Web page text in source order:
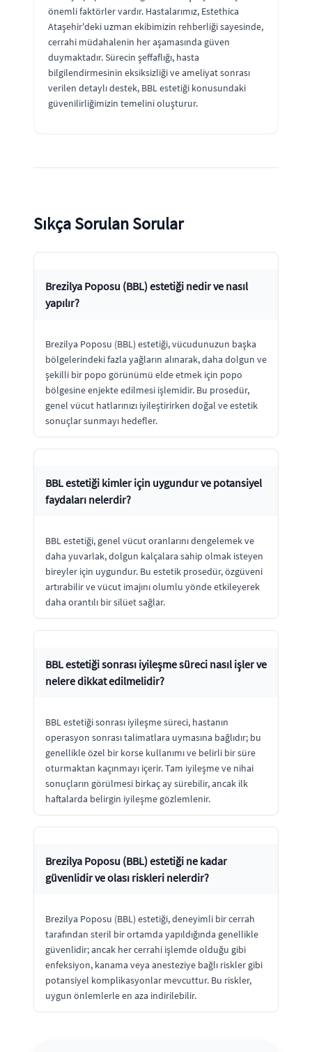
önemli faktörler vardır. Hastalarımız, Estethica
Ataşehir'deki uzman ekibimizin rehberliği sayesinde,
cerrahi müdahalenin her aşamasında güven
duymaktadır. Sürecin şeffaflığı, hasta
bilgilendirmesinin eksiksizliği ve ameliyat sonrası
verilen detaylı destek, BBL estetiği konusundaki
güvenilirliğimizin temelini oluşturur.
Sıkça Sorulan Sorular
Brezilya Poposu (BBL) estetiği nedir ve nasıl
yapılır?
Brezilya Poposu (BBL) estetiği, vücudunuzun başka
bölgelerindeki fazla yağların alınarak, daha dolgun ve
şekilli bir popo görünümü elde etmek için popo
bölgesine enjekte edilmesi işlemidir. Bu prosedür,
genel vücut hatlarınızı iyileştirirken doğal ve estetik
sonuçlar sunmayı hedefler.
BBL estetiği kimler için uygundur ve potansiyel
faydaları nelerdir?
BBL estetiği, genel vücut oranlarını dengelemek ve
daha yuvarlak, dolgun kalçalara sahip olmak isteyen
bireyler için uygundur. Bu estetik prosedür, özgüveni
artırabilir ve vücut imajını olumlu yönde etkileyerek
daha orantılı bir silüet sağlar.
BBL estetiği sonrası iyileşme süreci nasıl işler ve
nelere dikkat edilmelidir?
BBL estetiği sonrası iyileşme süreci, hastanın
operasyon sonrası talimatlara uymasına bağlıdır; bu
genellikle özel bir korse kullanımı ve belirli bir süre
oturmaktan kaçınmayı içerir. Tam iyileşme ve nihai
sonuçların görülmesi birkaç ay sürebilir, ancak ilk
haftalarda belirgin iyileşme gözlemlenir.
Brezilya Poposu (BBL) estetiği ne kadar
güvenlidir ve olası riskleri nelerdir?
Brezilya Poposu (BBL) estetiği, deneyimli bir cerrah
tarafından steril bir ortamda yapıldığında genellikle
güvenlidir; ancak her cerrahi işlemde olduğu gibi
enfeksiyon, kanama veya anesteziye bağlı riskler gibi
potansiyel komplikasyonlar mevcuttur. Bu riskler,
uygun önlemlerle en aza indirilebilir.